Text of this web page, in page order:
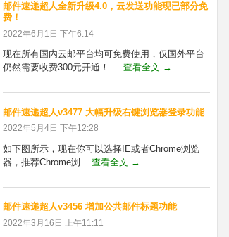
邮件速递超人全新升级4.0，云发送功能现已部分免
费！
2022年6月1日 下午6:14
现在所有国内云邮平台均可免费使用，仅国外平台
仍然需要收费300元开通！ ... 查看全文 →
邮件速递超人v3477 大幅升级右键浏览器登录功能
2022年5月4日 下午12:28
如下图所示，现在你可以选择IE或者Chrome浏览
器，推荐Chrome浏... 查看全文 →
邮件速递超人v3456 增加公共邮件标题功能
2022年3月16日 上午11:11